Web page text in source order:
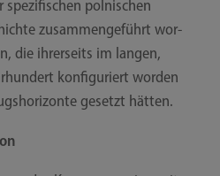
pol­ni­schen
zusam­men­ge­führt wor­
die ihrer­seits im lan­gen,
kon­fi­gu­riert wor­den
gesetzt hätten.